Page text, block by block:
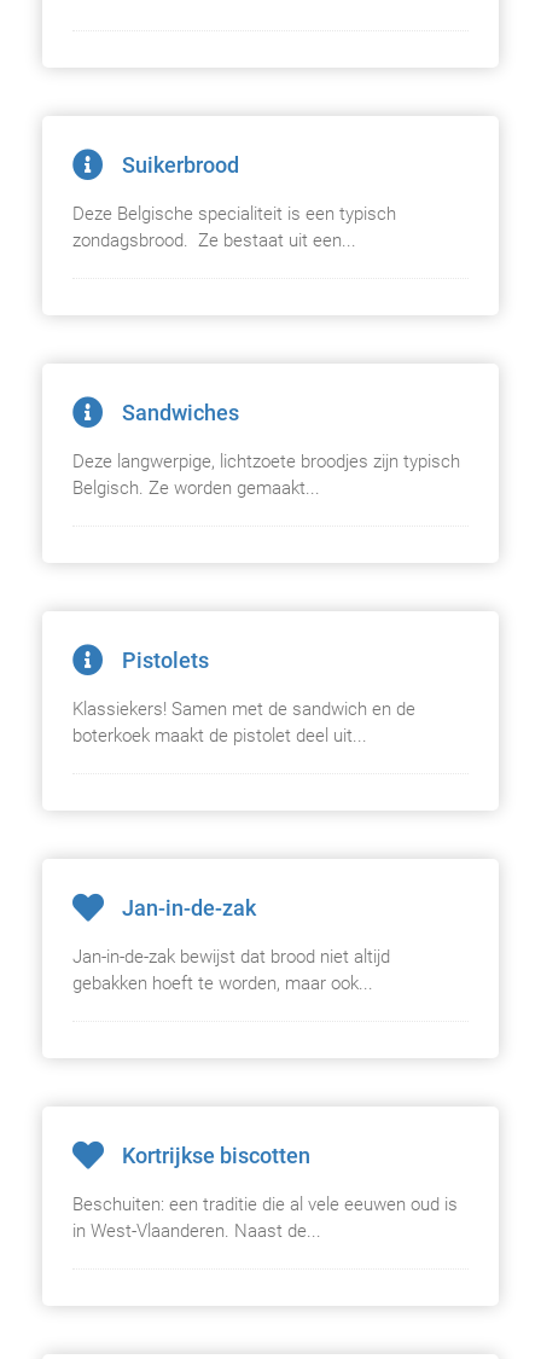
Suikerbrood
Deze Belgische specialiteit is een typisch
zondagsbrood. Ze bestaat uit een...
Sandwiches
Deze langwerpige, lichtzoete broodjes zijn typisch
Belgisch. Ze worden gemaakt...
Pistolets
Klassiekers! Samen met de sandwich en de
boterkoek maakt de pistolet deel uit...
Jan-in-de-zak
Jan-in-de-zak bewijst dat brood niet altijd
gebakken hoeft te worden, maar ook...
Kortrijkse biscotten
Beschuiten: een traditie die al vele eeuwen oud is
in West-Vlaanderen. Naast de...